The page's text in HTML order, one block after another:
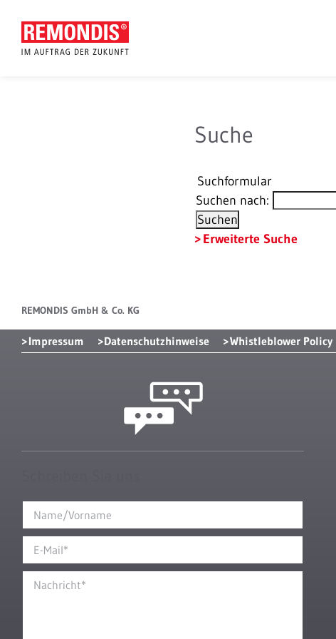
Suche
Suchformular
Suchen nach:
Erweiterte Suche
REMONDIS GmbH & Co. KG
Impressum Datenschutzhinweise Whistleblower Policy